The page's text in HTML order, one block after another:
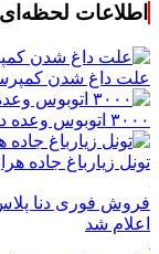
اطلاعات
علت داغ شدن
۳۰۰۰ اتوبوس وعده داده شده هنوز وارد طرح اربعین نشده است
تونل زیارباغ جاده
فروش فوری دنا
اعلام شد